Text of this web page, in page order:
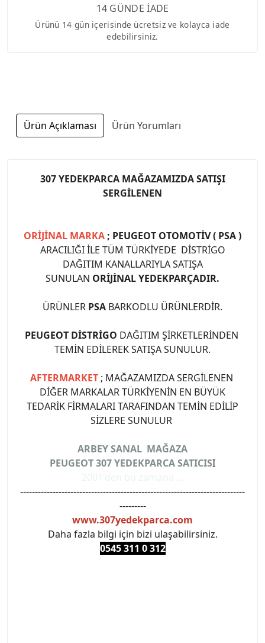
14 GÜNDE İADE
Ürünü 14 gün içerisinde ücretsiz ve kolayca iade
edebilirsiniz.
Ürün Açıklaması Ürün Yorumları
307 YEDEKPARCA MAĞAZAMIZDA SATIŞI
SERGİLENEN
ORİJİNAL MARKA ; PEUGEOT OTOMOTİV ( PSA )
ARACILIĞI İLE TÜM TÜRKİYEDE DİSTRİGO
DAĞITIM KANALLARIYLA SATIŞA
SUNULAN ORİJİNAL YEDEKPARÇADIR.
ÜRÜNLER PSA BARKODLU ÜRÜNLERDİR.
PEUGEOT DİSTRİGO DAĞITIM ŞİRKETLERİNDEN
TEMİN EDİLEREK SATIŞA SUNULUR.
AFTERMARKET ; MAĞAZAMIZDA SERGİLENEN
DİĞER MARKALAR TÜRKİYENİN EN BÜYÜK
TEDARİK FİRMALARI TARAFINDAN TEMİN EDİLİP
SİZLERE SUNULUR
ARBEY SANAL MAĞAZA
PEUGEOT 307 YEDEKPARCA SATICISI
----------------------------------------------------------------------------
---------
www.307yedekparca.com
Daha fazla bilgi için bizi ulaşabilirsiniz.
0545 311 0 312